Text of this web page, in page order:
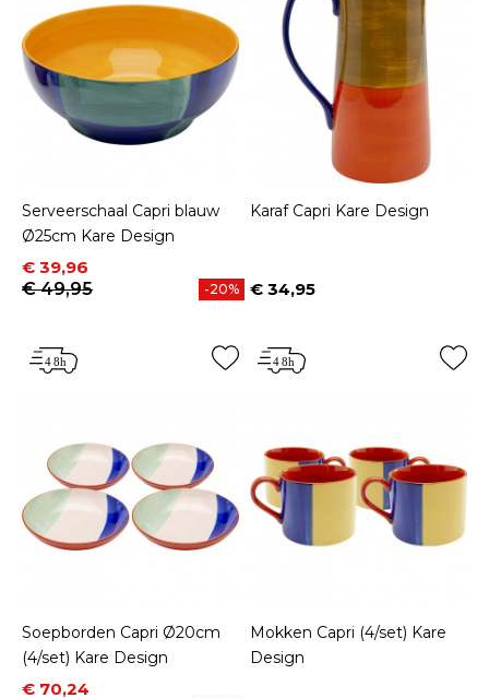
Serveerschaal Capri blauw
Ø25cm Kare Design
Prijs
€ 39,96
Normale prijs
€ 49,95
-20%
Karaf Capri Kare Design
Prijs
€ 34,95
Soepborden Capri Ø20cm
(4/set) Kare Design
Prijs
€ 70,24
Normale prijs
Mokken Capri (4/set) Kare
Design